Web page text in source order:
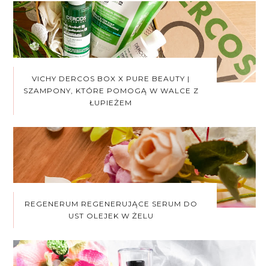
VICHY DERCOS BOX X PURE BEAUTY |
SZAMPONY, KTÓRE POMOGĄ W WALCE Z
ŁUPIEŻEM
REGENERUM REGENERUJĄCE SERUM DO
UST OLEJEK W ŻELU